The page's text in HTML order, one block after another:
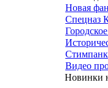
Новая
Спецназ
Стимпанк
Видео
Новинки